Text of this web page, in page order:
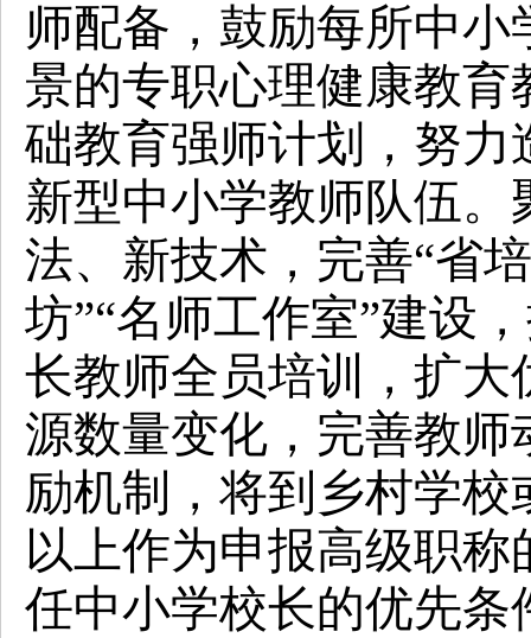
师配备，鼓励每所中
景的专职心理健康教
础教育强师计划，努
新型中小学教师队伍
法、新技术，完善“省
坊”“名师工作室”建设
长教师全员培训，扩
源数量变化，完善教
励机制，将到乡村学
以上作为申报高级职
任中小学校长的优先